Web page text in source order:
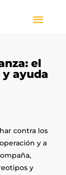
el
ayuda
contra los
y a
y